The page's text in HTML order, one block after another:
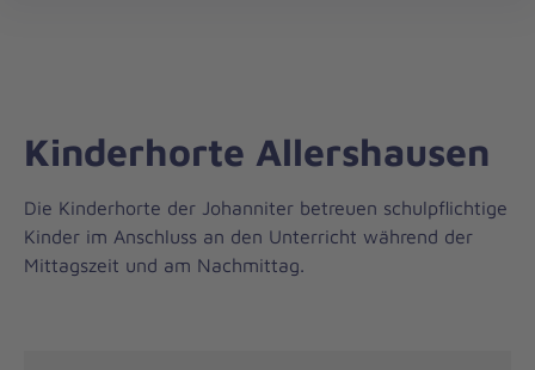
Kinderhorte Allershausen
Die Kinderhorte der Johanniter betreuen schulpflichtige
Kinder im Anschluss an den Unterricht während der
Mittagszeit und am Nachmittag.